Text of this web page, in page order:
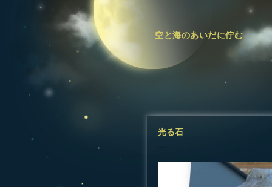
空と海のあいだに佇む
光る石